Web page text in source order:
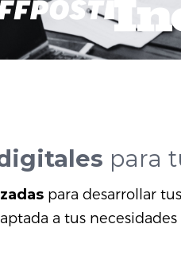
para
para desarrollar
a tus necesidades